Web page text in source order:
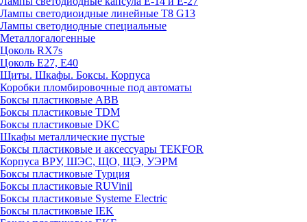
Лампы светодиоидные линейные T8 G13
Лампы светодиодные специальные
Металлогалогенные
Цоколь RX7s
Цоколь Е27, E40
Щиты. Шкафы. Боксы. Корпуса
Коробки пломбировочные под автоматы
Боксы пластиковые ABB
Боксы пластиковые TDM
Боксы пластиковые DKC
Шкафы металлические пустые
Боксы пластиковые и аксессуары TEKFOR
Корпуса ВРУ, ШЭС, ЩО, ЩЭ, УЭРМ
Боксы пластиковые Турция
Боксы пластиковые RUVinil
Боксы пластиковые Systeme Electric
Боксы пластиковые IEK